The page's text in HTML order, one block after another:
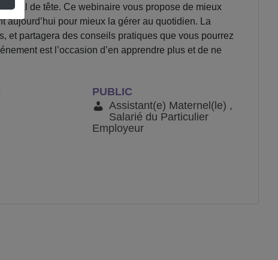
mal de tête. Ce webinaire vous propose de mieux
pour mieux la gérer au quotidien. La
et partagera des conseils pratiques que vous pourrez
est l’occasion d’en apprendre plus et de ne
PUBLIC
Assistant(e) Maternel(le) ,
Salarié du Particulier
Employeur